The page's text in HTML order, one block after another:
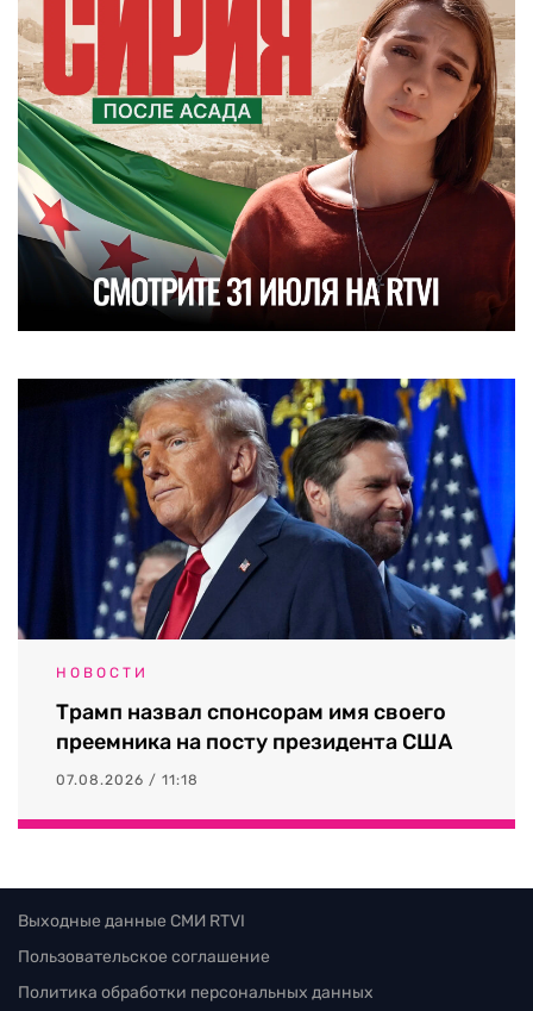
НОВОСТИ
Трамп назвал спонсорам имя своего
преемника на посту президента США
07.08.2026 / 11:18
Выходные данные СМИ RTVI
Пользовательское соглашение
Политика обработки персональных данных